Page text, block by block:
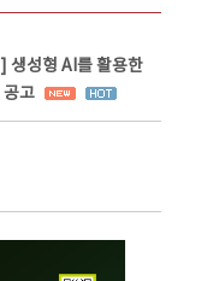
생성형 AI를 활용한
공고